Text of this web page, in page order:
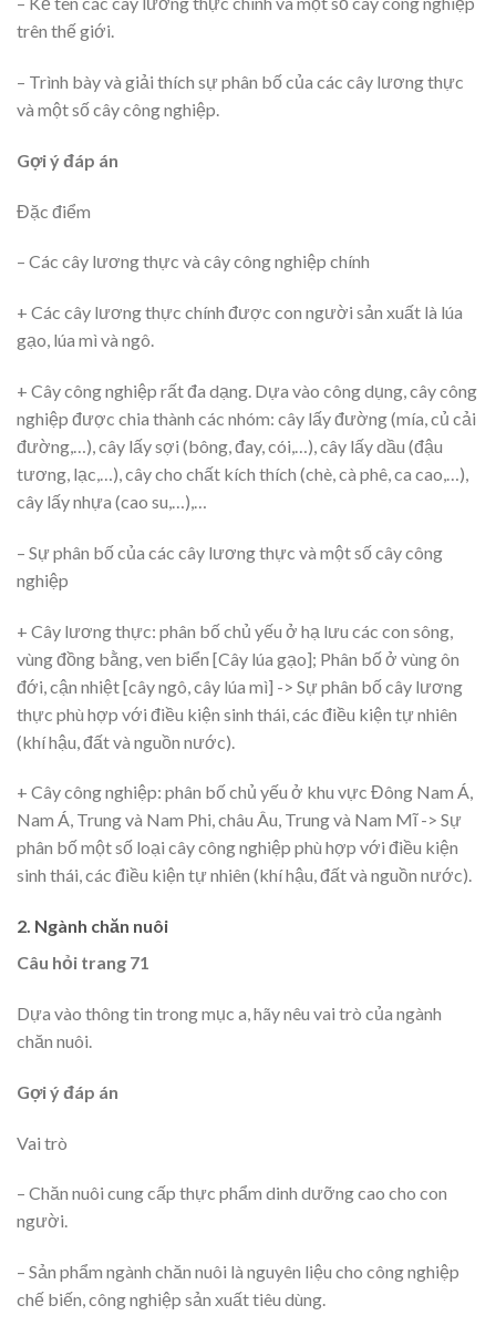
trên thế giới.
– Trình bày và giải thích sự phân bố của các cây lương thực
và một số cây công nghiệp.
Gợi ý đáp án
Đặc điểm
– Các cây lương thực và cây công nghiệp chính
+ Các cây lương thực chính được con người sản xuất là lúa
gạo, lúa mì và ngô.
+ Cây công nghiệp rất đa dạng. Dựa vào công dụng, cây công
nghiệp được chia thành các nhóm: cây lấy đường (mía, củ cải
đường,…), cây lấy sợi (bông, đay, cói,…), cây lấy dầu (đậu
tương, lạc,…), cây cho chất kích thích (chè, cà phê, ca cao,…),
cây lấy nhựa (cao su,…),…
– Sự phân bố của các cây lương thực và một số cây công
nghiệp
+ Cây lương thực: phân bố chủ yếu ở hạ lưu các con sông,
vùng đồng bằng, ven biển [Cây lúa gạo]; Phân bố ở vùng ôn
đới, cận nhiệt [cây ngô, cây lúa mì] -> Sự phân bố cây lương
thực phù hợp với điều kiện sinh thái, các điều kiện tự nhiên
(khí hậu, đất và nguồn nước).
+ Cây công nghiệp: phân bố chủ yếu ở khu vực Đông Nam Á,
Nam Á, Trung và Nam Phi, châu Âu, Trung và Nam Mĩ -> Sự
phân bố một số loại cây công nghiệp phù hợp với điều kiện
sinh thái, các điều kiện tự nhiên (khí hậu, đất và nguồn nước).
2. Ngành chăn nuôi
Câu hỏi trang 71
Dựa vào thông tin trong mục a, hãy nêu vai trò của ngành
chăn nuôi.
Gợi ý đáp án
Vai trò
– Chăn nuôi cung cấp thực phẩm dinh dưỡng cao cho con
người.
– Sản phẩm ngành chăn nuôi là nguyên liệu cho công nghiệp
chế biến, công nghiệp sản xuất tiêu dùng.